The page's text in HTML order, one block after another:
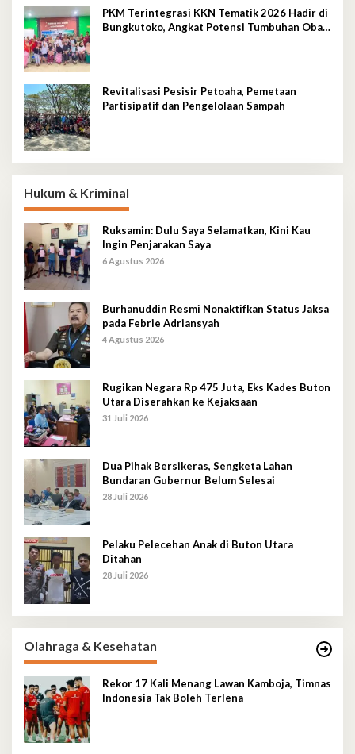
PKM Terintegrasi KKN Tematik 2026 Hadir di
Bungkutoko, Angkat Potensi Tumbuhan Obat
Revitalisasi Pesisir Petoaha, Pemetaan
Partisipatif dan Pengelolaan Sampah
Hukum & Kriminal
Ruksamin: Dulu Saya Selamatkan, Kini Kau
Ingin Penjarakan Saya
6 Agustus 2026
Burhanuddin Resmi Nonaktifkan Status Jaksa
pada Febrie Adriansyah
4 Agustus 2026
Rugikan Negara Rp 475 Juta, Eks Kades Buton
Utara Diserahkan ke Kejaksaan
31 Juli 2026
Dua Pihak Bersikeras, Sengketa Lahan
Bundaran Gubernur Belum Selesai
28 Juli 2026
Pelaku Pelecehan Anak di Buton Utara
Ditahan
28 Juli 2026
Olahraga & Kesehatan
Rekor 17 Kali Menang Lawan Kamboja, Timnas
Indonesia Tak Boleh Terlena